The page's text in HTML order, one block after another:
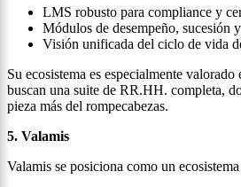
LMS robusto para compliance y
Módulos de desempeño, sucesión
Visión unificada del ciclo de vida
Su ecosistema es especialmente
buscan una suite de RR.HH. completa,
pieza más del rompecabezas.
5. Valamis
Valamis se posiciona como un